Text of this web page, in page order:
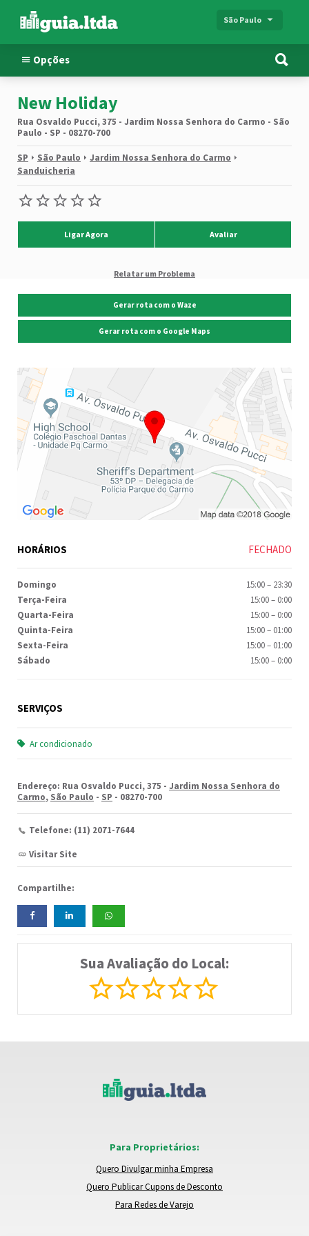
São Paulo
Opções
New Holiday
Rua Osvaldo Pucci, 375 - Jardim Nossa Senhora do Carmo - São
Paulo - SP - 08270-700
SP São Paulo
Jardim Nossa Senhora do Carmo
Sanduicheria
Ligar Agora Avaliar
Relatar um Problema
Endereço: Rua Osvaldo Pucci, 375 - Jardim Nossa Senhora do
Carmo, São Paulo - SP - 08270-700
Telefone: (11) 2071-7644
Visitar Site
Compartilhe:
Sua Avaliação do Local:
Gerar rota com o Waze
Gerar rota com o Google Maps
HORÁRIOS FECHADO
Domingo 15:00– 23:30
Terça-Feira
15:00– 0:00
Quarta-Feira
15:00– 0:00
Quinta-Feira
15:00– 01:00
Sexta-Feira
15:00– 01:00
Sábado
15:00– 0:00
SERVIÇOS
Ar condicionado
Para Proprietários:
Quero Divulgar minha Empresa
Quero Publicar Cupons de Desconto
Para Redes de Varejo